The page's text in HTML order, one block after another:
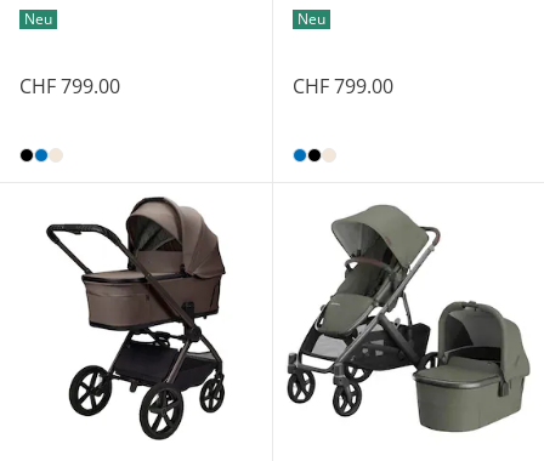
Neu
CHF 799.00
Neu
CHF 799.00